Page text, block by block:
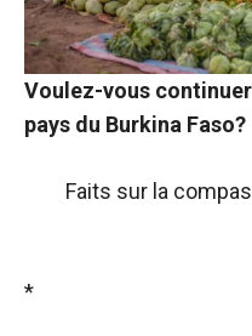
Voulez-vous
pays du Burkina Faso?
Faits sur la
*